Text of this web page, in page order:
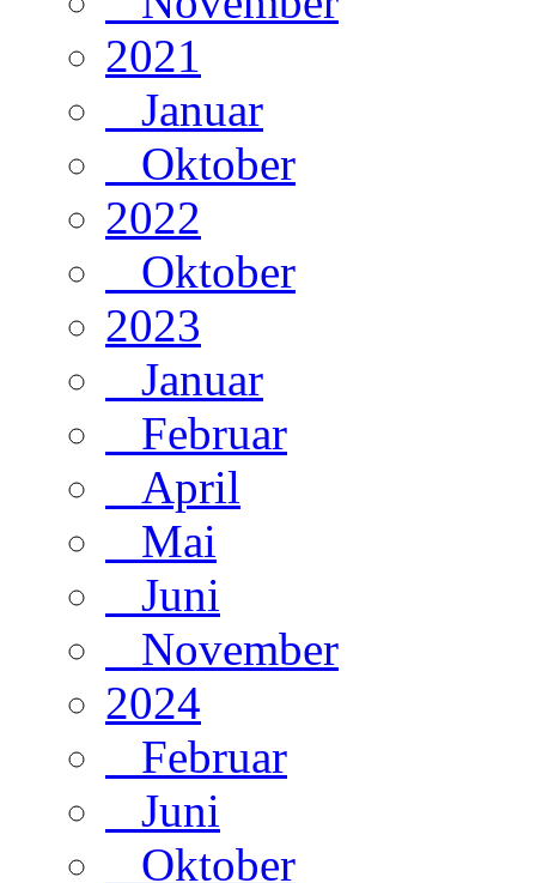
2021
Januar
Oktober
2022
Oktober
2023
Januar
Februar
April
Mai
Juni
November
2024
Februar
Juni
Oktober